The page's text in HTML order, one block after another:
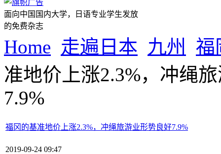
面向中国国内大学，日语专业学生发放
的免费杂志
Home 走遍日本 九州
福
准地价上涨2.3%，冲绳
7.9%
福冈的基准地价上涨2.3%，冲绳旅游业形势良好7.9%
2019-09-24 09:47